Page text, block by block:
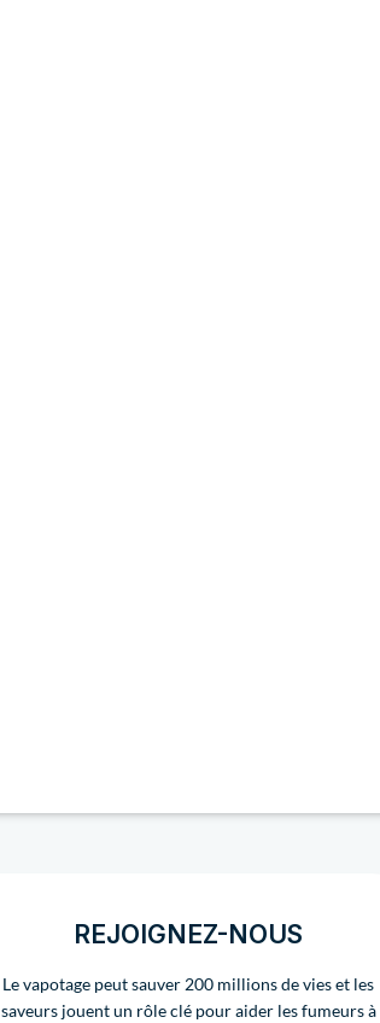
REJOIGNEZ-NOUS
Le vapotage peut sauver 200 millions de vies et les
saveurs jouent un rôle clé pour aider les fumeurs à